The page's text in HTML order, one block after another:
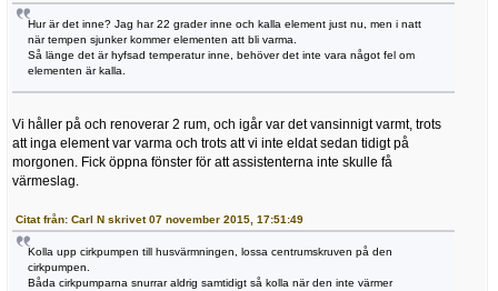
Hur är det inne? Jag har 22 grader inne och kalla element just nu, men i natt
när tempen sjunker kommer elementen att bli varma.
Så länge det är hyfsad temperatur inne, behöver det inte vara något fel om
elementen är kalla.
Vi håller på och renoverar 2 rum, och igår var det vansinnigt varmt, trots
att inga element var varma och trots att vi inte eldat sedan tidigt på
morgonen. Fick öppna fönster för att assistenterna inte skulle få
värmeslag.
Citat från: Carl N skrivet 07 november 2015, 17:51:49
Kolla upp cirkpumpen till husvärmningen, lossa centrumskruven på den
cirkpumpen.
Båda cirkpumparna snurrar aldrig samtidigt så kolla när den inte värmer